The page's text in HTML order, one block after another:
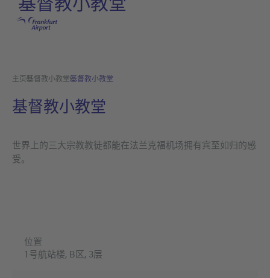
跳转至主页
主页基督教小教堂基督教小教堂
基督教小教堂
世界上的三大宗教教徒都能在法兰克福机场拥有宾至如归的感
受。
位置
1号航站楼, B区, 3层